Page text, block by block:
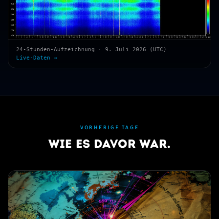
24-Stunden-Aufzeichnung · 9. Juli 2026 (UTC)
Live-Daten →
VORHERIGE TAGE
Wie es davor war.